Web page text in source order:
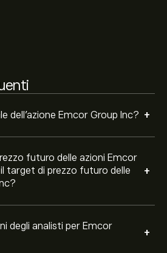
dell'azione Emcor Group Inc? +
futuro delle azioni Emcor
target di prezzo futuro delle
+
degli analisti per Emcor
+
le previsioni recenti per i
di 4 analisti per EME